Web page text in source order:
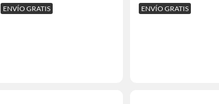
ENVÍO GRATIS ENVÍO GRATIS